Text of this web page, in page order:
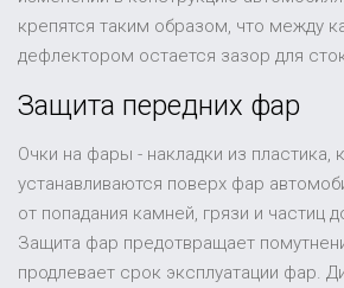
крепятся таким образом, что между
дефлектором остается зазор для
Защита передних фар
Очки на фары - накладки из пластика,
устанавливаются поверх фар
от попадания камней, грязи и частиц
Защита фар предотвращает
продлевает срок эксплуатации фар.